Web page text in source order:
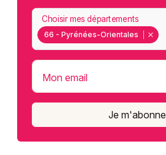
66 - Pyrénées-Orientales
Choisir mes départements
Mon email
Je m'abonne